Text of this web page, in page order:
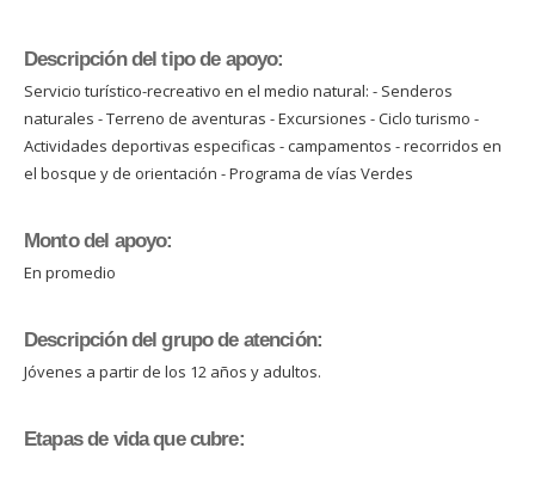
Descripción del tipo de apoyo:
Servicio turístico-recreativo en el medio natural: - Senderos
naturales - Terreno de aventuras - Excursiones - Ciclo turismo -
Actividades deportivas especificas - campamentos - recorridos en
el bosque y de orientación - Programa de vías Verdes
Monto del apoyo:
En promedio
Descripción del grupo de atención:
Jóvenes a partir de los 12 años y adultos.
Etapas de vida que cubre: